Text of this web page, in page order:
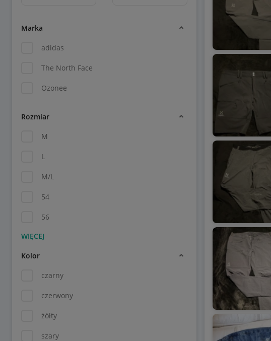
Marka
adidas
The North Face
Ozonee
Rozmiar
M
L
M/L
54
56
Kolor
czarny
czerwony
żółty
szary